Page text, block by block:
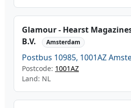
Glamour - Hearst
B.V.
Amsterdam
Postbus 10985, 1001AZ
Postcode: 1001AZ
Land: NL